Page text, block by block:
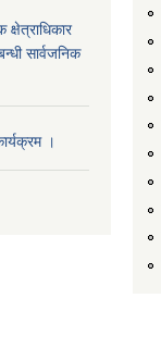
सार्वजनिक
।